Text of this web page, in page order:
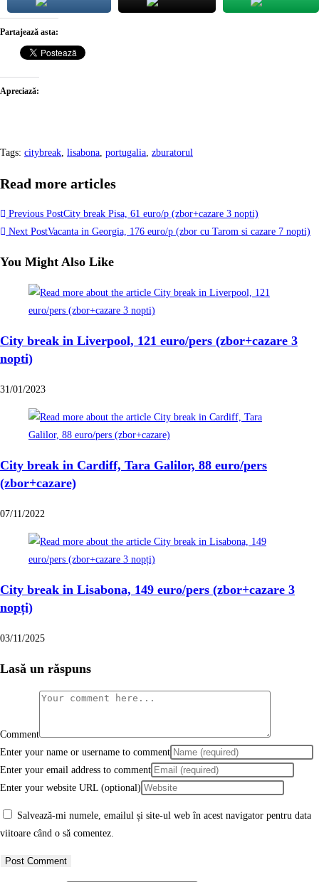
Partajează asta:
Apreciază:
Tags: citybreak, lisabona, portugalia, zburatorul
Read more articles
Previous PostCity break Pisa, 61 euro/p (zbor+cazare 3 nopti)
Next PostVacanta in Georgia, 176 euro/p (zbor cu Tarom si cazare 7 nopti)
You Might Also Like
City break in Liverpool, 121 euro/pers (zbor+cazare 3
nopti)
31/01/2023
City break in Cardiff, Tara Galilor, 88 euro/pers
(zbor+cazare)
07/11/2022
City break in Lisabona, 149 euro/pers (zbor+cazare 3
nopți)
03/11/2025
Lasă un răspuns
Comment
Enter your name or username to comment
Enter your email address to comment
Enter your website URL (optional)
Salvează-mi numele, emailul și site-ul web în acest navigator pentru data
viitoare când o să comentez.